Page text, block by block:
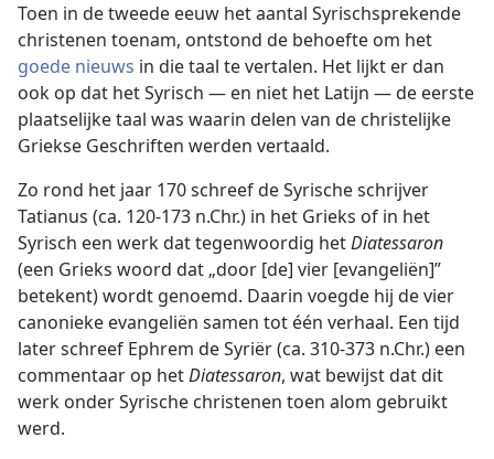
Toen in de tweede eeuw het aantal Syrischsprekende
christenen toenam, ontstond de behoefte om het
goede nieuws in die taal te vertalen. Het lijkt er dan
ook op dat het Syrisch — en niet het Latijn — de eerste
plaatselijke taal was waarin delen van de christelijke
Griekse Geschriften werden vertaald.
Zo rond het jaar 170 schreef de Syrische schrijver
Tatianus (ca. 120-173 n.Chr.) in het Grieks of in het
Syrisch een werk dat tegenwoordig hetDiatessaron
(een Grieks woord dat „door [de] vier [evangeliën]”
betekent) wordt genoemd. Daarin voegde hij de vier
canonieke evangeliën samen tot één verhaal. Een tijd
later schreef Ephrem de Syriër (ca. 310-373 n.Chr.) een
commentaar op hetDiatessaron, wat bewijst dat dit
werk onder Syrische christenen toen alom gebruikt
werd.